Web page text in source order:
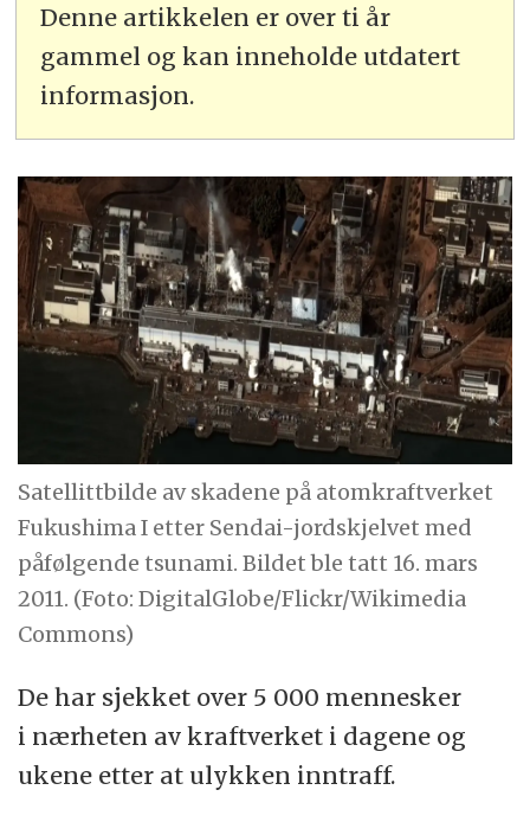
Denne artikkelen er over ti år
gammel og kan inneholde utdatert
informasjon.
Satellittbilde av skadene på atomkraftverket
Fukushima I etter Sendai-jordskjelvet med
påfølgende tsunami. Bildet ble tatt 16. mars
2011. (Foto: DigitalGlobe/Flickr/Wikimedia
Commons)
De har sjekket over 5 000 mennesker
i nærheten av kraftverket i dagene og
ukene etter at ulykken inntraff.